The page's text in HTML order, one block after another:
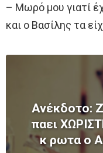
– Μωρό μου γιατί
και ο Βασίλης τα
Ανέκδοτο:
παει
κ ρωτα ο